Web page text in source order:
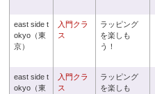
east side t
okyo（東
京）
入門クラ
ス
ラッピング
を楽しも
う！
east side t
okyo（東
入門クラ
ス
ラッピング
を楽しも